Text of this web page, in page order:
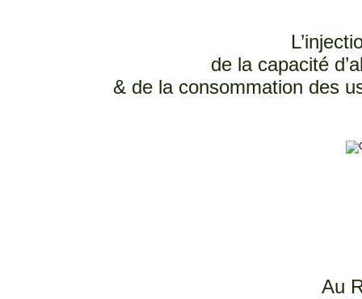
de la capacité
& de la consommation des
Au